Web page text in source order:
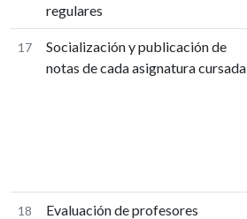
regulares
17
Socialización y publicación de
notas de cada asignatura cursada
18 Evaluación de profesores